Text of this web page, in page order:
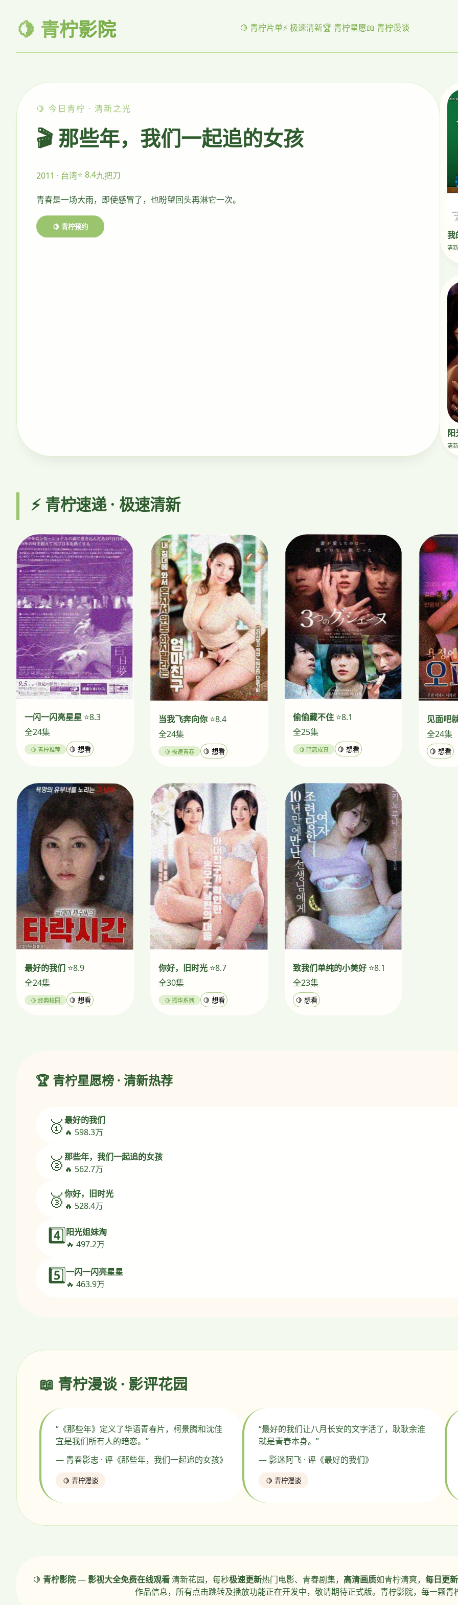
🍋 青柠影院 🍋 青柠片单⚡ 极速清新🏆 青柠星愿📖 青柠漫谈
🍋 今日青柠 · 清新之光
🎬 那些年，我们一起追的女孩
2011 · 台湾⭐ 8.4九把刀
青春是一场大雨，即使感冒了，也盼望回头再淋它一次。
🍋 青柠预约
我
清
阳
清
⚡ 青柠速递 · 极速清新
一闪一闪亮星星 ⭐8.3
全24集
🍋 青柠推荐 🍋 想看
当我飞奔向你 ⭐8.4
全24集
🍋 极速青春 🍋 想看
偷偷藏不住⭐8.1
全25集
🍋 暗恋成真 🍋 想看
见面吧
全24集
🍋 想看
最好的我们 ⭐8.9
全24集
🍋 经典校园 🍋 想看
你好，旧时光 ⭐8.7
全30集
🍋 振华系列 🍋 想看
致我们单纯的小美好⭐8.1
全23集
🍋 想看
🏆 青柠星愿榜 · 清新热荐
🥇最好的我们
🔥 598.3万
🥈那些年，我们一起追的女孩
🔥 562.7万
🥉你好，旧时光
🔥 528.4万
4️⃣阳光姐妹淘
🔥 497.2万
5️⃣一闪一闪亮星星
🔥 463.9万
📖 青柠漫谈 · 影评花园
“《那些年》定义了华语青春片，柯景腾和沈佳
宜是我们所有人的暗恋。”
— 青春影志 · 评《那些年，我们一起追的女孩》
🍋 青柠漫谈
“最好的我们让八月长安的文字活了，耿耿余淮
就是青春本身。”
— 影迷阿飞 · 评《最好的我们》
🍋 青柠漫谈
🍋 青柠影院— 影视大全免费在线观看清新花园，每秒极速更新热门电影、青春剧集， 高清画质如青柠清爽， 每日更新
作品信息，所有点击跳转及播放功能正在开发中，敬请期待正式版。青柠影院，每一颗